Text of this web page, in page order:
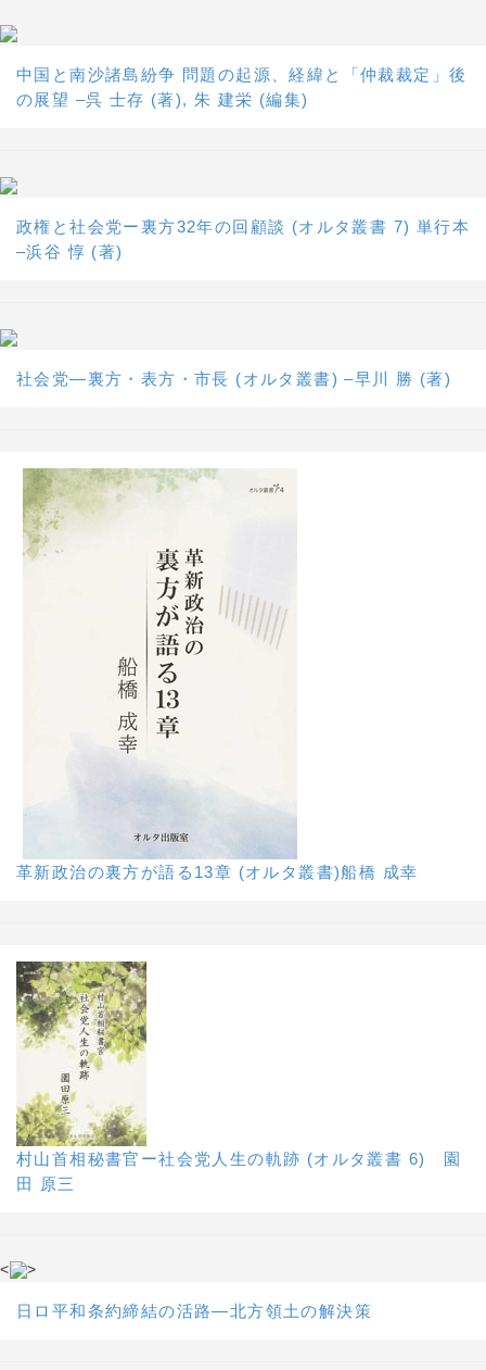
中国と南沙諸島紛争 問題の起源、経緯と「仲裁裁定」後
の展望 –呉 士存 (著), 朱 建栄 (編集)
政権と社会党ー裏方32年の回顧談 (オルタ叢書 7) 単行本
–浜谷 惇 (著)
社会党―裏方・表方・市長 (オルタ叢書) –早川 勝 (著)
革新政治の裏方が語る13章 (オルタ叢書)船橋 成幸
村山首相秘書官ー社会党人生の軌跡 (オルタ叢書 6) 園
田 原三
< >
日ロ平和条約締結の活路―北方領土の解決策